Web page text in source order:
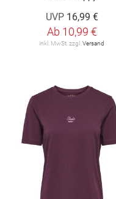
UVP 16,99 €
Ab 10,99 €
inkl. MwSt. zzgl. Versand